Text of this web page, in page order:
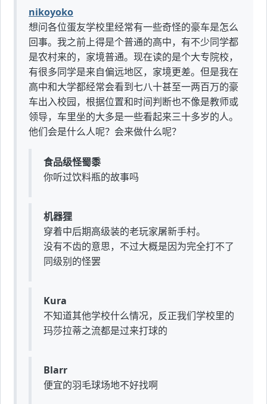
nikoyoko
想问各位蛋友学校里经常有一些奇怪的豪车是怎么
回事。我之前上得是个普通的高中，有不少同学都
是农村来的，家境普通。现在读的是个大专院校，
有很多同学是来自偏远地区，家境更差。但是我在
高中和大学都经常会看到七八十甚至一两百万的豪
车出入校园，根据位置和时间判断也不像是教师或
领导，车里坐的大多是一些看起来三十多岁的人。
他们会是什么人呢？会来做什么呢？
食品级怪蜀黍
你听过饮料瓶的故事吗
机器狸
穿着中后期高级装的老玩家屠新手村。
没有不齿的意思，不过大概是因为完全打不了
同级别的怪罢
Kura
不知道其他学校什么情况，反正我们学校里的
玛莎拉蒂之流都是过来打球的
Blarr
便宜的羽毛球场地不好找啊